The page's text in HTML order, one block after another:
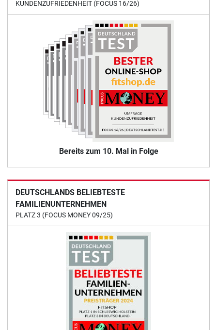
KUNDENZUFRIEDENHEIT (FOCUS 16/26)
Bereits zum 10. Mal in Folge
DEUTSCHLANDS BELIEBTESTE
FAMILIENUNTERNEHMEN
PLATZ 3 (FOCUS MONEY 09/25)